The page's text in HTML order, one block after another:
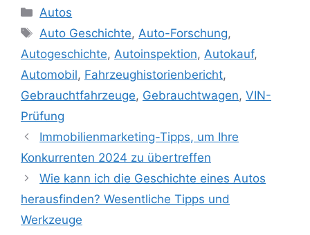
Categories
Autos
Tags
Auto Geschichte,Auto-Forschung,
Autogeschichte, Autoinspektion, Autokauf,
Automobil, Fahrzeughistorienbericht,
Gebrauchtfahrzeuge, Gebrauchtwagen, VIN-
Prüfung
Immobilienmarketing-Tipps, um Ihre
Konkurrenten 2024 zu übertreffen
Wie kann ich die Geschichte eines Autos
herausfinden? Wesentliche Tipps und
Werkzeuge